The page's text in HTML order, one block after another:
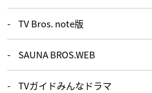
TV Bros. note版
SAUNA BROS.WEB
TVガイドみんなドラマ